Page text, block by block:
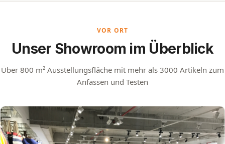
VOR ORT
Unser Showroom im Überblick
Über 800 m² Ausstellungsfläche mit mehr als 3000 Artikeln zum
Anfassen und Testen